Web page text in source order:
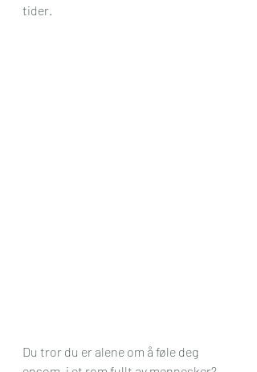
tider.
Du tror du er alene om å føle deg